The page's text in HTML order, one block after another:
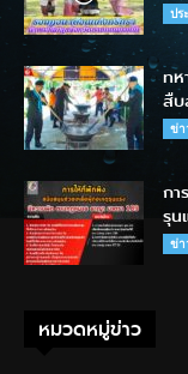
ปร
ทห
สื
ข่า
กา
รุน
ข่า
หมวดหมู่ข่าว